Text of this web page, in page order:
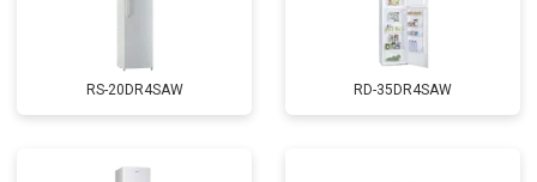
RS-20DR4SAW RD-35DR4SAW